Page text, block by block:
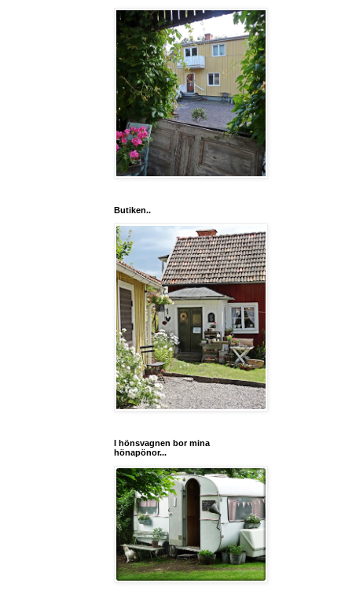
Butiken..
I hönsvagnen bor mina
hönapönor...